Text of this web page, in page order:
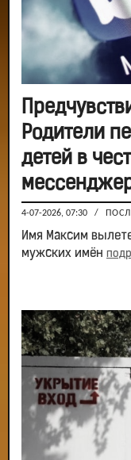
Родители
детей в
4-07-2026, 07:30 /
Имя Максим
мужских имён